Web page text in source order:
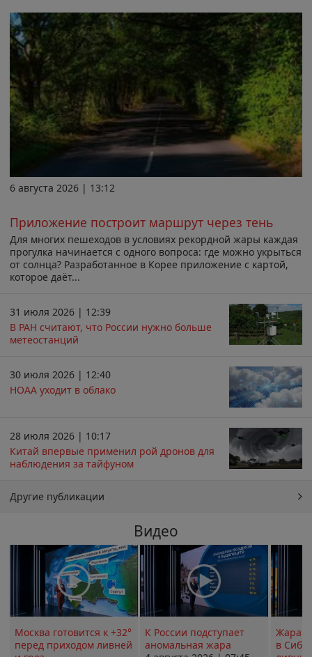
6 августа 2026 | 13:12
Приложение построит маршрут через тень
Для многих пешеходов в условиях рекордной жары каждая
прогулка начинается с одного вопроса: где можно укрыться
от солнца? Разработанное в Корее приложение с картой,
которое даёт...
31 июля 2026 | 12:39
В РАН считают, что России нужно больше
метеостанций
30 июля 2026 | 12:40
НОАА уходит в облако
28 июля 2026 | 10:17
Китай впервые применил рой дронов для
наблюдения за тайфуном
Другие публикации
Видео
Москва готовится к +32°
перед приходом ливней
К России подступает
аномальная жара
Жара в
в